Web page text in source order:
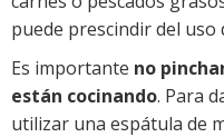
puede prescindir del uso
Es importante no
están cocinando. Para
utilizar una espátula de